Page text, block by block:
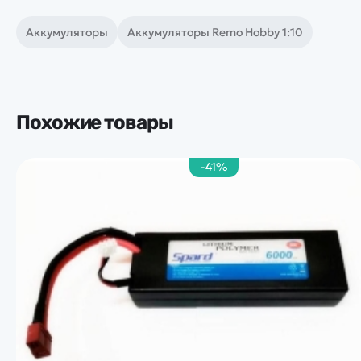
Аккумуляторы Аккумуляторы Remo Hobby 1:10
Похожие товары
-41%